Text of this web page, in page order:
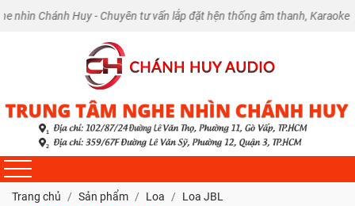
Chánh Huy - Chuyên tư vấn lắp đặt hện thống âm thanh, Karaoke tại
Trang chủ Sản phẩm Loa
Loa JBL